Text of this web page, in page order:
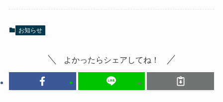
お知らせ
よかったらシェアしてね！